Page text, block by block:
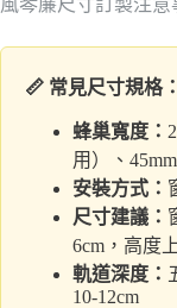
📏 常見尺寸規格：
蜂巢寬度：
用）、45mm
安裝方式：
尺寸建議：
6cm，高度
軌道深度：
10-12cm